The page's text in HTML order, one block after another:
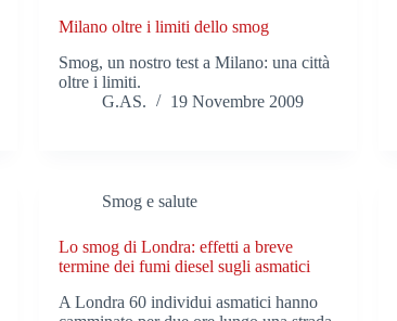
Milano oltre i limiti dello smog
Smog, un nostro test a Milano: una città
oltre i limiti.
G.AS.
19 Novembre 2009
Smog e salute
Lo smog di Londra: effetti a breve
termine dei fumi diesel sugli asmatici
A Londra 60 individui asmatici hanno